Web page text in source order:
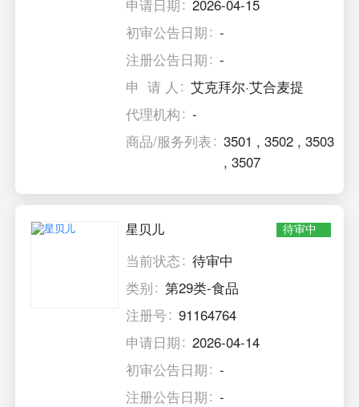
申请日期
2026-04-15
初审公告日期
-
注册公告日期
-
申 请 人
艾克拜尔·艾合麦提
代理机构
-
商品/服务列表
3501 ,3502 ,3503
,3507
星贝儿 待审中
当前状态
待审中
类别
第29类-食品
注册号
91164764
申请日期
2026-04-14
初审公告日期
-
注册公告日期
-